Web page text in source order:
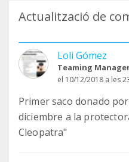
Actualització de
Loli Gómez
Teaming
el 10/12/2018 a les
Primer saco donado
diciembre a la
Cleopatra"